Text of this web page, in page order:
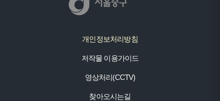
개인정보처리방침
저작물 이용가이드
영상처리(CCTV)
찾아오시는길